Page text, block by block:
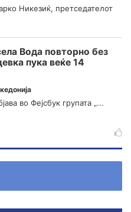
Никезиќ, претседателот
Вода повторно без
пука веќе 14
во Фејсбук групата „...